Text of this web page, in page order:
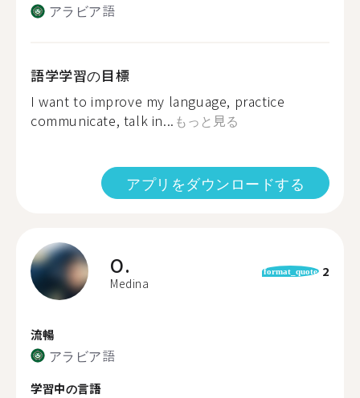
アラビア語
語学学習の目標
I want to improve my language, practice
communicate, talk in... もっと見る
アプリをダウンロードする
O.
Medina
format_quote 2
流暢
アラビア語
学習中の言語